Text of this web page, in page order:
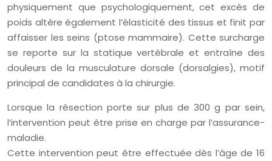
physiquement que psychologiquement, cet excès de
poids altère également l’élasticité des tissus et finit par
affaisser les seins (ptose mammaire). Cette surcharge
se reporte sur la statique vertébrale et entraîne des
douleurs de la musculature dorsale (dorsalgies), motif
principal de candidates à la chirurgie.
Lorsque la résection porte sur plus de 300 g par sein,
l’intervention peut être prise en charge par l’assurance-
maladie.
Cette intervention peut être effectuée dès l’âge de 16